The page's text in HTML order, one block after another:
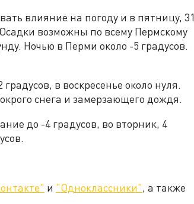
влияние на погоду и в пятницу, 31
возможны по всему Пермскому
Ночью в Перми около -5 градусов.
в воскресенье около нуля.
снега и замерзающего дождя.
до -4 градусов, во вторник, 4
и "Одноклассники", а также